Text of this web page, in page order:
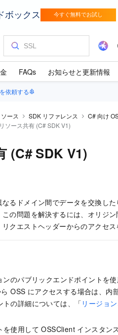
FAQs お知らせと更新情報
依頼する
ース SDK リファレンス
C# 向け
ソース共有 (C# SDK V1)
(C# SDK V1)
るドメイン間でデータを交換し
の問題を解決するには、オリジ
クエストヘッダーからのアクセス
のパブリックエンドポイントを
OSS にアクセスする場合は、内
の詳細については、「 リージョ
使用して OSSClient インスタン